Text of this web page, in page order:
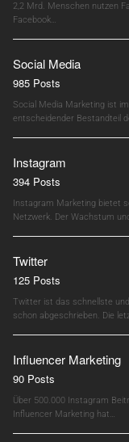
2,2 Mrd. Menschen nutzen
Facebook…
Social Media
985 Posts
Social Media Marketing ist
entscheidender Bestandteil
Instagram
394 Posts
Instagram Marketing bietet
Netzwerk. Der Wachstum
Twitter
125 Posts
Twitter ist das schnellste
schon abgeschrieben. Die
Influencer Marketing
90 Posts
Über 500.000 Instagram
Influencer Marketing hat…